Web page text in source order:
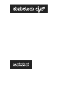
ತುಮಕೂರು ಲೈವ್
ಜನಮನ